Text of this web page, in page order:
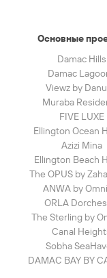
Основные
Damac Hills
Damac
Viewz by
Muraba
FIVE LUXE
Ellington Ocean
Azizi Mina
Ellington Beach
The OPUS by
ANWA by
ORLA
The Sterling by
Canal
Sobha
DAMAC BAY BY